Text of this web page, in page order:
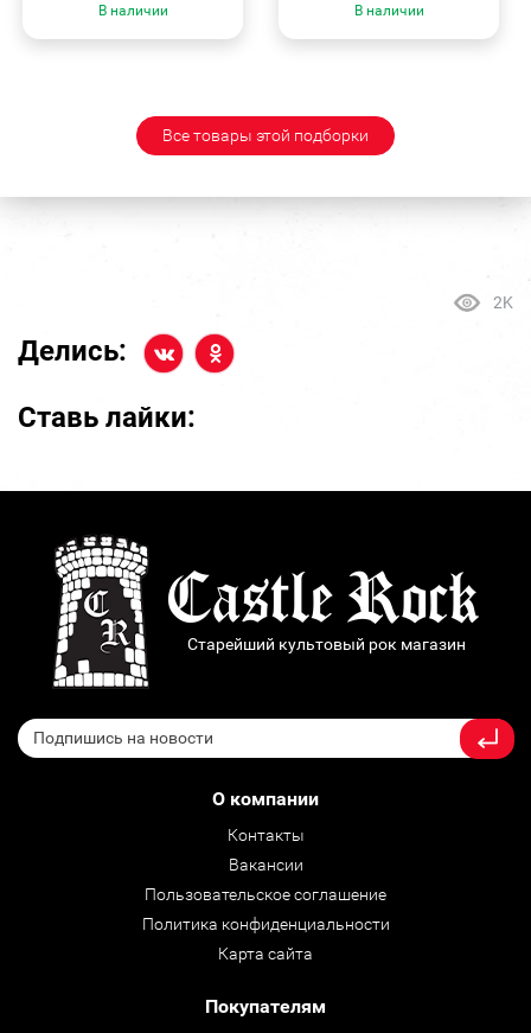
В наличии В наличии
Все товары этой подборки
2K
Делись:
Ставь лайки:
Старейший культовый рок магазин
О компании
Контакты
Вакансии
Пользовательское соглашение
Политика конфиденциальности
Карта сайта
Покупателям